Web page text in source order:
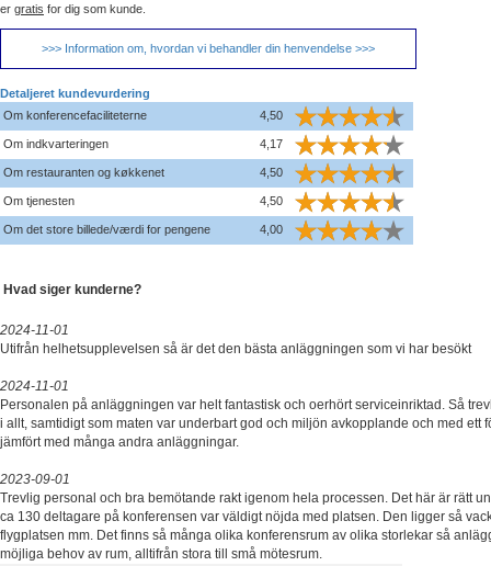
er gratis for dig som kunde.
>>> Information om, hvordan vi behandler din henvendelse >>>
Detaljeret kundevurdering
Om konferencefaciliteterne
4,50
Om indkvarteringen 4,17
Om restauranten og køkkenet 4,50
Om tjenesten 4,50
Om det store billede/værdi for pengene 4,00
Hvad siger kunderne?
2024-11-01
Utifrån helhetsupplevelsen så är det den bästa anläggningen som vi har besökt
2024-11-01
Personalen på anläggningen var helt fantastisk och oerhört serviceinriktad. Så
i allt, samtidigt som maten var underbart god och miljön avkopplande och med ett
jämfört med många andra anläggningar.
2023-09-01
Trevlig personal och bra bemötande rakt igenom hela processen. Det här är rätt
ca 130 deltagare på konferensen var väldigt nöjda med platsen. Den ligger så
flygplatsen mm. Det finns så många olika konferensrum av olika storlekar så
möjliga behov av rum, alltifrån stora till små mötesrum.